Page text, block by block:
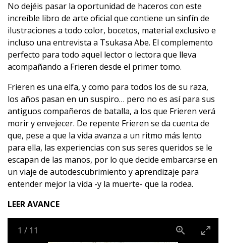
No dejéis pasar la oportunidad de haceros con este
increíble libro de arte oficial que contiene un sinfín de
ilustraciones a todo color, bocetos, material exclusivo e
incluso una entrevista a Tsukasa Abe. El complemento
perfecto para todo aquel lector o lectora que lleva
acompañando a Frieren desde el primer tomo.
Frieren es una elfa, y como para todos los de su raza,
los años pasan en un suspiro… pero no es así para sus
antiguos compañeros de batalla, a los que Frieren verá
morir y envejecer. De repente Frieren se da cuenta de
que, pese a que la vida avanza a un ritmo más lento
para ella, las experiencias con sus seres queridos se le
escapan de las manos, por lo que decide embarcarse en
un viaje de autodescubrimiento y aprendizaje para
entender mejor la vida -y la muerte- que la rodea.
LEER AVANCE
1 / 11